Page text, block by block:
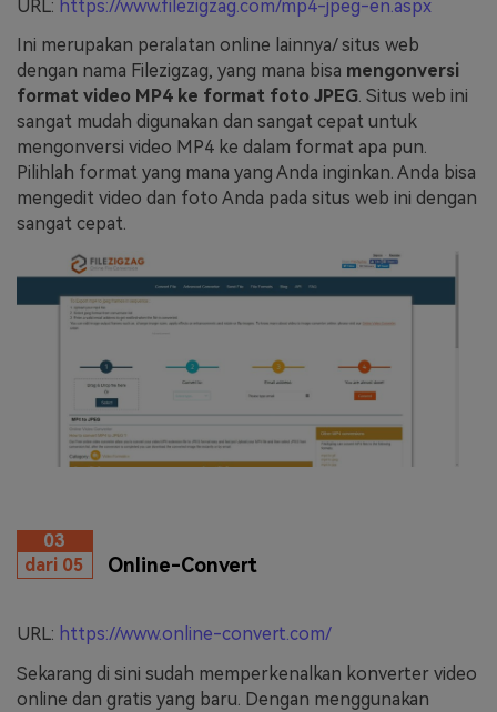
URL: https://www.filezigzag.com/mp4-jpeg-en.aspx
Ini merupakan peralatan online lainnya/ situs web
dengan nama Filezigzag, yang mana bisa mengonversi
format video MP4 ke format foto JPEG. Situs web ini
sangat mudah digunakan dan sangat cepat untuk
mengonversi video MP4 ke dalam format apa pun.
Pilihlah format yang mana yang Anda inginkan. Anda bisa
mengedit video dan foto Anda pada situs web ini dengan
sangat cepat.
03
dari 05
Online-Convert
URL: https://www.online-convert.com/
Sekarang di sini sudah memperkenalkan konverter video
online dan gratis yang baru. Dengan menggunakan